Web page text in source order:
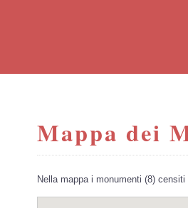
Mappa dei
Nella mappa i monumenti (8)